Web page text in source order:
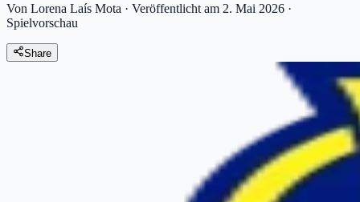
Von Lorena Laís Mota · Veröffentlicht am 2. Mai 2026 ·
Spielvorschau
Share